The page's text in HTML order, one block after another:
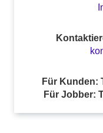
Für Kunden:
Für Jobber: